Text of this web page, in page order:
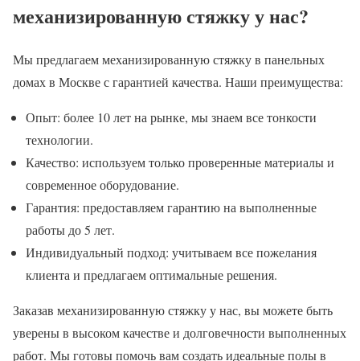
механизированную стяжку у нас?
Мы предлагаем механизированную стяжку в панельных
домах в Москве с гарантией качества. Наши преимущества:
Опыт: более 10 лет на рынке, мы знаем все тонкости
технологии.
Качество: используем только проверенные материалы и
современное оборудование.
Гарантия: предоставляем гарантию на выполненные
работы до 5 лет.
Индивидуальный подход: учитываем все пожелания
клиента и предлагаем оптимальные решения.
Заказав механизированную стяжку у нас, вы можете быть
уверены в высоком качестве и долговечности выполненных
работ. Мы готовы помочь вам создать идеальные полы в